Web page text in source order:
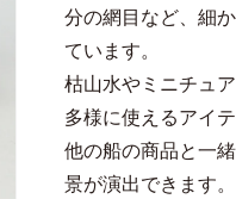
分の網目など、細
ています。
枯山水やミニチュ
多様に使えるアイ
他の船の商品と一
景が演出できます。